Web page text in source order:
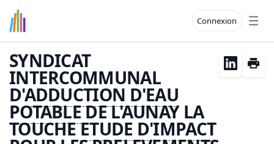
Connexion
SYNDICAT
INTERCOMMUNAL
D'ADDUCTION D'EAU
POTABLEDE L'AUNAY LA
TOUCHEETUDE D'IMPACT